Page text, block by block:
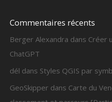
Commentaires récents
Berger Alexandra dans Créer
ChatGPT
dél dans Styles QGIS par
GeoSkipper dans Carte du